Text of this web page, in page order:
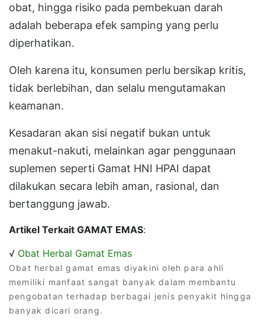
obat, hingga risiko pada pembekuan darah
adalah beberapa efek samping yang perlu
diperhatikan.
Oleh karena itu, konsumen perlu bersikap kritis,
tidak berlebihan, dan selalu mengutamakan
keamanan.
Kesadaran akan sisi negatif bukan untuk
menakut-nakuti, melainkan agar penggunaan
suplemen seperti Gamat HNI HPAI dapat
dilakukan secara lebih aman, rasional, dan
bertanggung jawab.
Artikel Terkait GAMAT EMAS:
√ Obat Herbal Gamat Emas
Obat herbal gamat emas diyakini oleh para ahli
memiliki manfaat sangat banyak dalam membantu
pengobatan terhadap berbagai jenis penyakit hingga
banyak dicari orang.